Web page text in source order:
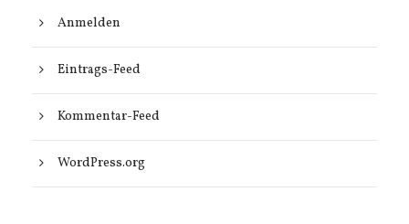
Anmelden
Eintrags-Feed
Kommentar-Feed
WordPress.org